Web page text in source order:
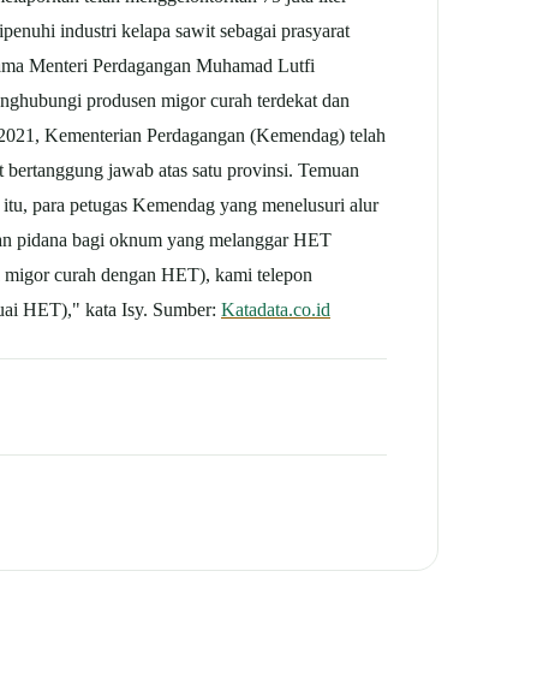
industri kelapa sawit sebagai prasyarat
Menteri Perdagangan Muhamad Lutfi
produsen migor curah terdekat dan
Kementerian Perdagangan (Kemendag) telah
jawab atas satu provinsi. Temuan
para petugas Kemendag yang menelusuri alur
pidana bagi oknum yang melanggar HET
curah dengan HET), kami telepon
HET)," kata Isy. Sumber: Katadata.co.id